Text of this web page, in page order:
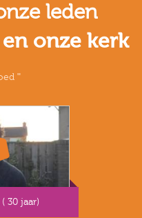
leden
onze kerk
( 30 jaar)